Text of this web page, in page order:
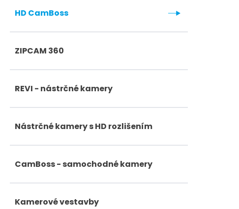
HD CamBoss
ZIPCAM 360
REVI - nástrčné kamery
Nástrčné kamery s HD rozlišením
CamBoss - samochodné kamery
Kamerové vestavby